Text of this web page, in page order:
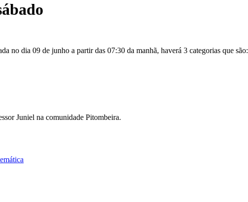
no dia 09 de junho a partir das 07:30 da manhã, haverá 3 categorias que são:
Juniel na comunidade Pitombeira.